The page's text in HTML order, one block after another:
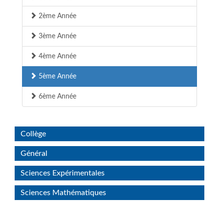
2ème Année
3ème Année
4ème Année
5ème Année
6ème Année
Collège
Général
Sciences Expérimentales
Sciences Mathématiques